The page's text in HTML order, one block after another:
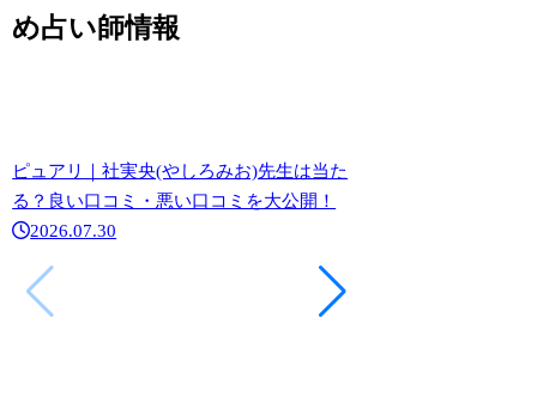
め占い師情報
ピュアリ｜社実央(やしろみお)先生は当た
る？良い口コミ・悪い口コミを大公開！
2026.07.30